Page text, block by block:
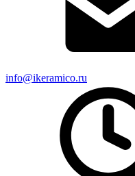
info@ikeramico.ru